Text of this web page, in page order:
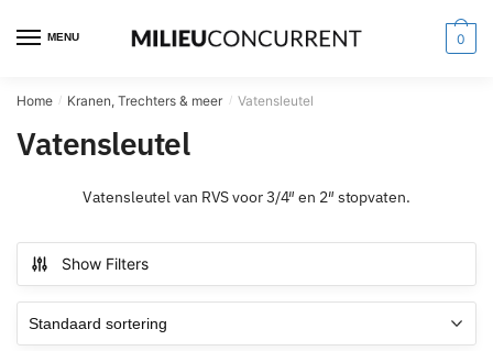
MENU 0
Home / Kranen, Trechters & meer / Vatensleutel
Vatensleutel
Vatensleutel van RVS voor 3/4″ en 2″ stopvaten.
Show Filters